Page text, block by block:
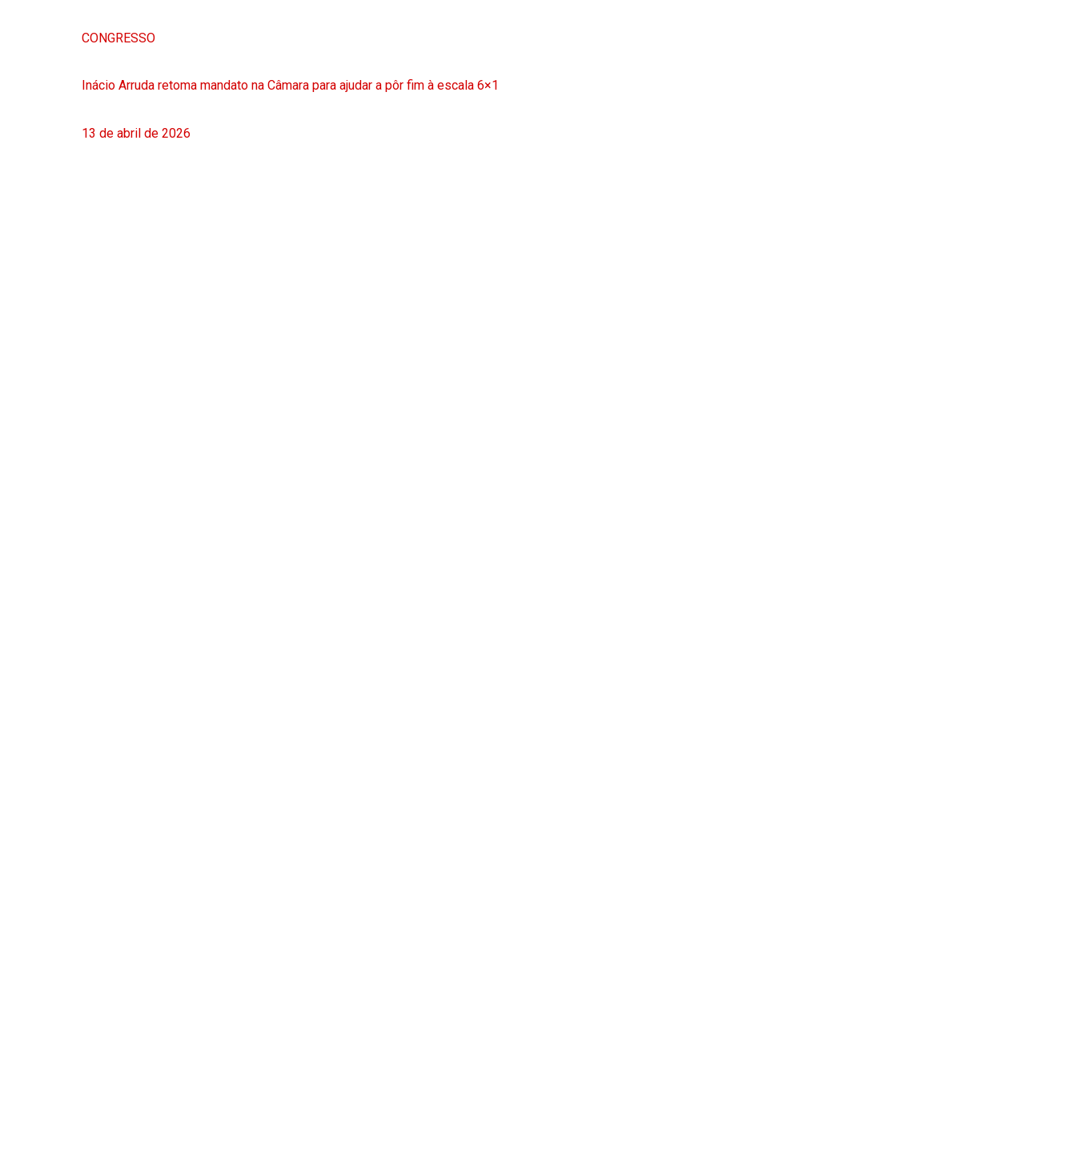
CONGRESSO
Inácio Arruda retoma mandato na Câmara para ajudar a pôr fim à escala 6×1
13 de abril de 2026